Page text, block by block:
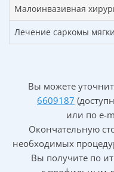
Для определения
используется так
которая
— метастазы в другие
Способы и
кишки
Малоинвазивная
Лечение саркомы
Вы можете
6609187
или по e-
Окончательную
необходимых
Вы получите по